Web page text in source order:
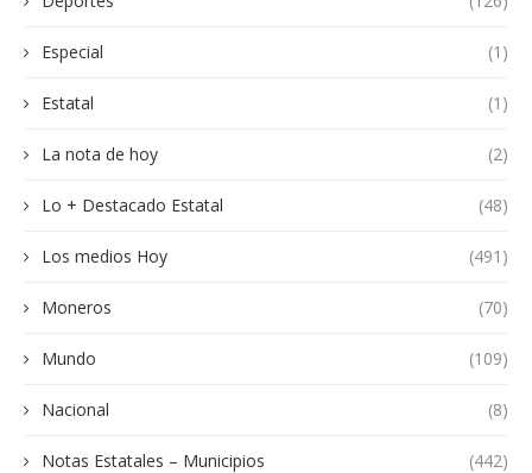
Especial (1)
Estatal (1)
La nota de hoy (2)
Lo + Destacado Estatal (48)
Los medios Hoy (491)
Moneros (70)
Mundo (109)
Nacional (8)
Notas Estatales – Municipios (442)